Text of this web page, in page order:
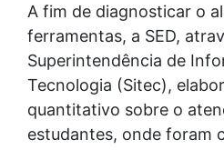
A fim de diagnosticar o
ferramentas, a SED,
Superintendência de
Tecnologia (Sitec),
quantitativo sobre o
estudantes, onde foram